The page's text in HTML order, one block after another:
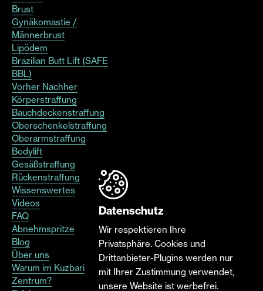
Brust
Gynäkomastie /
Männerbrust
Lipödem
Brazilian Butt Lift (SAFE
BBL)
Vorher Nachher
Körperstraffung
Bauchdeckenstraffung
Oberschenkelstraffung
Oberarmstraffung
Bodylift
Gesäßstraffung
Rückenstraffung
Wissenswertes
Videos
FAQ
Abnehmspritze
Blog
Über uns
Warum im Kuzbari
Zentrum?
Datenschutz
Wir respektieren Ihre
Privatsphäre. Cookies und
Drittanbieter-Plugins werden nur
mit Ihrer Zustimmung verwendet,
unsere Website ist werbefrei.